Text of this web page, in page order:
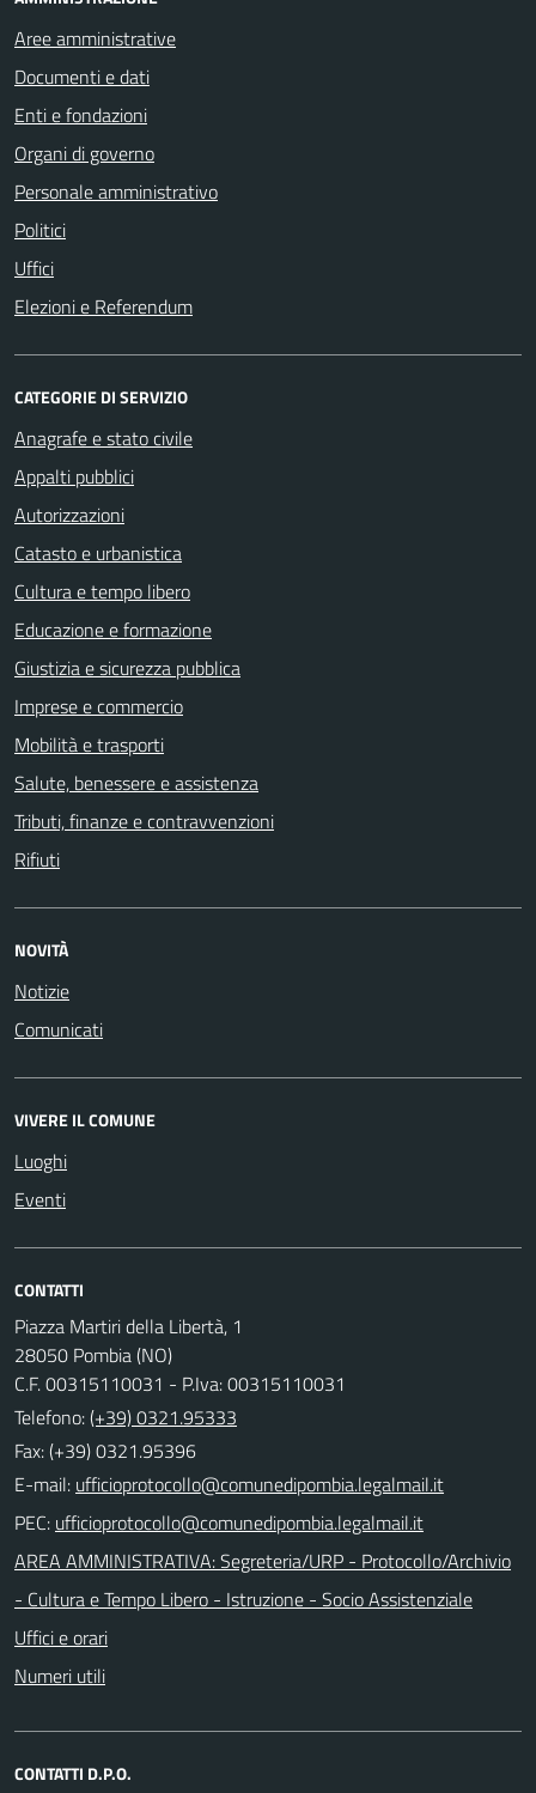
Aree amministrative
Documenti e dati
Enti e fondazioni
Organi di governo
Personale amministrativo
Politici
Uffici
Elezioni e Referendum
CATEGORIE DI SERVIZIO
Anagrafe e stato civile
Appalti pubblici
Autorizzazioni
Catasto e urbanistica
Cultura e tempo libero
Educazione e formazione
Giustizia e sicurezza pubblica
Imprese e commercio
Mobilità e trasporti
Salute, benessere e assistenza
Tributi, finanze e contravvenzioni
Rifiuti
NOVITÀ
Notizie
Comunicati
VIVERE IL COMUNE
Luoghi
Eventi
CONTATTI
Piazza Martiri della Libertà, 1
28050 Pombia (NO)
C.F. 00315110031 - P.Iva: 00315110031
Telefono:(+39) 0321.95333
Fax: (+39) 0321.95396
E-mail:
PEC:
AREA AMMINISTRATIVA: Segreteria/URP - Protocollo/Archivio
- Cultura e Tempo Libero - Istruzione - Socio Assistenziale
Uffici e orari
Numeri utili
CONTATTI D.P.O.